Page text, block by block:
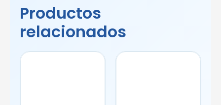
Productos
relacionados